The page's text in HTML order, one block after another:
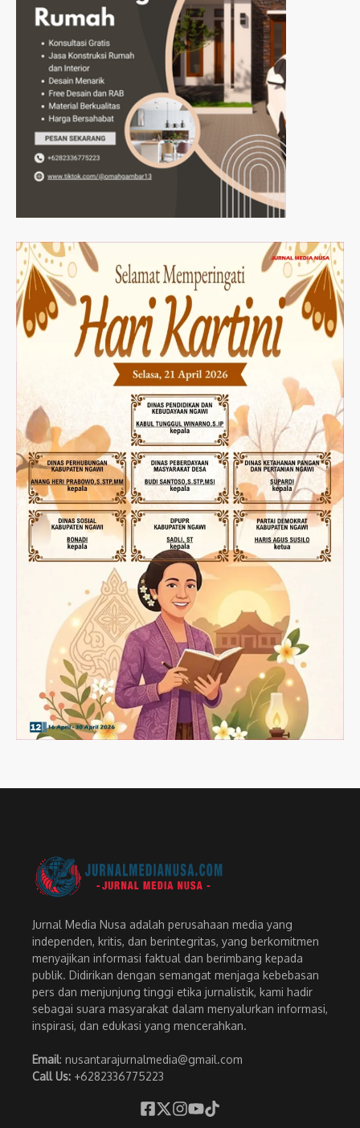
Jurnal Media Nusa adalah perusahaan media yang
independen, kritis, dan berintegritas, yang berkomitmen
menyajikan informasi faktual dan berimbang kepada
publik. Didirikan dengan semangat menjaga kebebasan
pers dan menjunjung tinggi etika jurnalistik, kami hadir
sebagai suara masyarakat dalam menyalurkan informasi,
inspirasi, dan edukasi yang mencerahkan.
Email: nusantarajurnalmedia@gmail.com
Call Us: +6282336775223